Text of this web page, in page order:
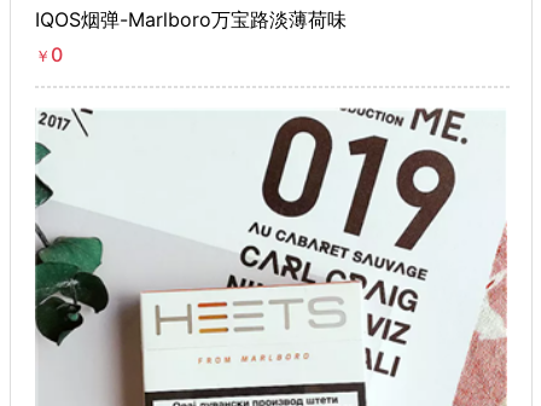
IQOS烟弹-Marlboro万宝路淡薄荷味
￥ 0